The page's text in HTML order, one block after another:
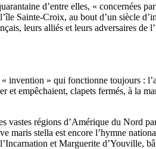
d’entre elles, « concernées
Sainte-Croix, au bout d’un siècle
leurs alliés et leurs adversaires de
invention » qui fonctionne toujours :
et empêchaient, clapets fermés, à la
vastes régions d’Amérique du Nord
maris stella est encore l’hymne
et Marguerite d’Youville,